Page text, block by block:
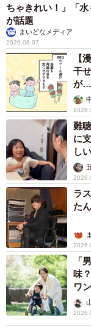
ちゃきれい！」「
が話題
まいどなメディア
2026.08.07
【
干
が…
難
に
し
ラ
た
「
味
ワ
へ